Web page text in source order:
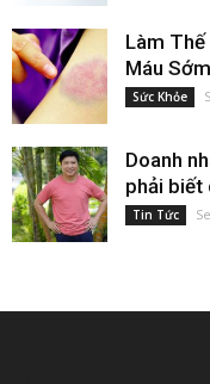
Làm
Máu
Sức Khỏe
Doanh
phải biết
Tin Tức